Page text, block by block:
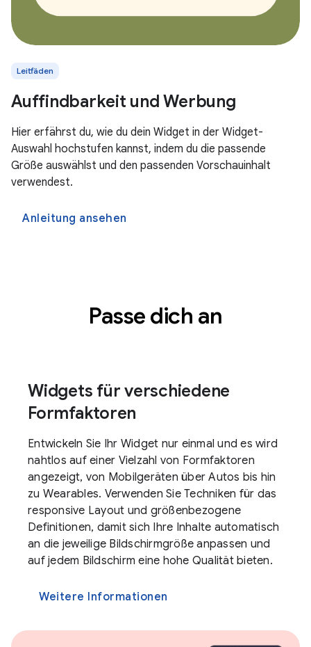
Leitfäden
Auffindbarkeit und Werbung
Hier erfährst du, wie du dein Widget in der Widget-
Auswahl hochstufen kannst, indem du die passende
Größe auswählst und den passenden Vorschauinhalt
verwendest.
Anleitung ansehen
Passe dich an
Widgets für verschiedene
Formfaktoren
Entwickeln Sie Ihr Widget nur einmal und es wird
nahtlos auf einer Vielzahl von Formfaktoren
angezeigt, von Mobilgeräten über Autos bis hin
zu Wearables. Verwenden Sie Techniken für das
responsive Layout und größenbezogene
Definitionen, damit sich Ihre Inhalte automatisch
an die jeweilige Bildschirmgröße anpassen und
auf jedem Bildschirm eine hohe Qualität bieten.
Weitere Informationen